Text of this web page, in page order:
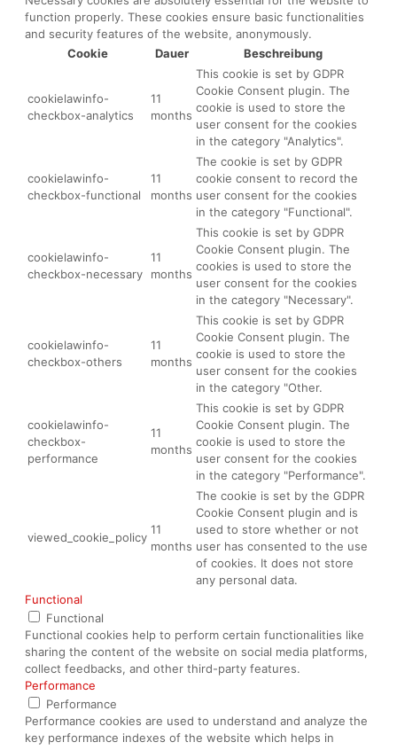
function properly. These cookies ensure basic functionalities
and security features of the website, anonymously.
Cookie
Dauer Beschreibung
cookielawinfo-
checkbox-analytics
11
months
This cookie is set by GDPR
Cookie Consent plugin. The
cookie is used to store the
user consent for the cookies
in the category "Analytics".
cookielawinfo-
checkbox-functional
11
months
The cookie is set by GDPR
cookie consent to record the
user consent for the cookies
in the category "Functional".
cookielawinfo-
checkbox-necessary
11
months
This cookie is set by GDPR
Cookie Consent plugin. The
cookies is used to store the
user consent for the cookies
in the category "Necessary".
cookielawinfo-
checkbox-others
11
months
This cookie is set by GDPR
Cookie Consent plugin. The
cookie is used to store the
user consent for the cookies
in the category "Other.
cookielawinfo-
checkbox-
performance
11
months
This cookie is set by GDPR
Cookie Consent plugin. The
cookie is used to store the
user consent for the cookies
in the category "Performance".
viewed_cookie_policy
11
months
The cookie is set by the GDPR
Cookie Consent plugin and is
used to store whether or not
user has consented to the use
of cookies. It does not store
any personal data.
Functional
Functional
Functional cookies help to perform certain functionalities like
sharing the content of the website on social media platforms,
collect feedbacks, and other third-party features.
Performance
Performance
Performance cookies are used to understand and analyze the
key performance indexes of the website which helps in